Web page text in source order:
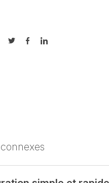
Partager sur Twitter
Partager sur Facebook
Partager sur